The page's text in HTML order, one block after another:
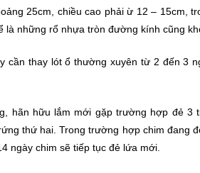
25cm, chiều cao phải ừ 12 – 15cm,
là những rổ nhựa tròn đường kính cũng
cần thay lót ổ thường xuyên từ 2 đến 3
hãn hữu lắm mới gặp trường hợp đẻ
thứ hai. Trong trường hợp chim đang
ngày chim sẽ tiếp tục đẻ lứa mới.